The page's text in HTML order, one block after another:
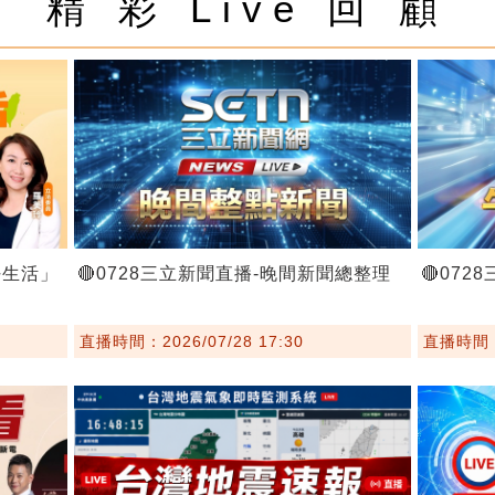
活」 🔴0728三立新聞直播-晚間新聞總整理
直播時間：2026/07/28 17:30
🔴0728
直播時